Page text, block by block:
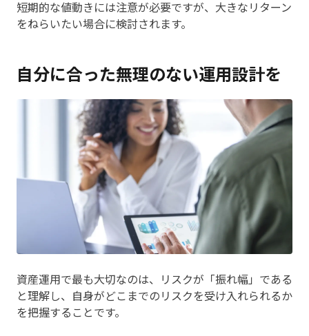
短期的な値動きには注意が必要ですが、大きなリターン
をねらいたい場合に検討されます。
自分に合った無理のない運用設計を
資産運用で最も大切なのは、リスクが「振れ幅」である
と理解し、自身がどこまでのリスクを受け入れられるか
を把握することです。